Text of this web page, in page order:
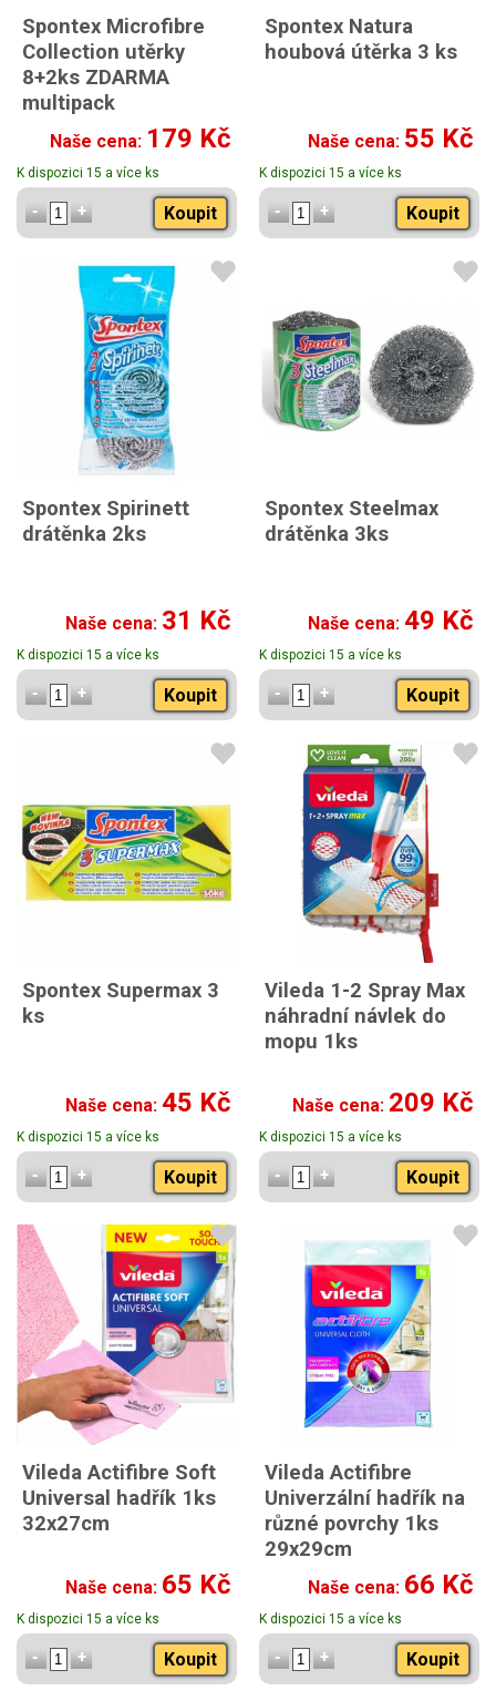
Spontex Microfibre
Collection utěrky
8+2ks ZDARMA
multipack
Naše cena: 179 Kč
K dispozici 15 a více ks
Koupit
Spontex Natura
houbová útěrka 3 ks
Naše cena: 55 Kč
K dispozici 15 a více ks
Koupit
Spontex Spirinett
drátěnka 2ks
Naše cena: 31 Kč
K dispozici 15 a více ks
Koupit
Spontex Steelmax
drátěnka 3ks
Naše cena: 49 Kč
K dispozici 15 a více ks
Koupit
Spontex Supermax 3
ks
Naše cena: 45 Kč
K dispozici 15 a více ks
Koupit
Vileda 1-2 Spray Max
náhradní návlek do
mopu 1ks
Naše cena: 209 Kč
K dispozici 15 a více ks
Koupit
Vileda Actifibre Soft
Universal hadřík 1ks
32x27cm
Naše cena: 65 Kč
K dispozici 15 a více ks
Koupit
Vileda Actifibre
Univerzální hadřík na
různé povrchy 1ks
29x29cm
Naše cena: 66 Kč
K dispozici 15 a více ks
Koupit